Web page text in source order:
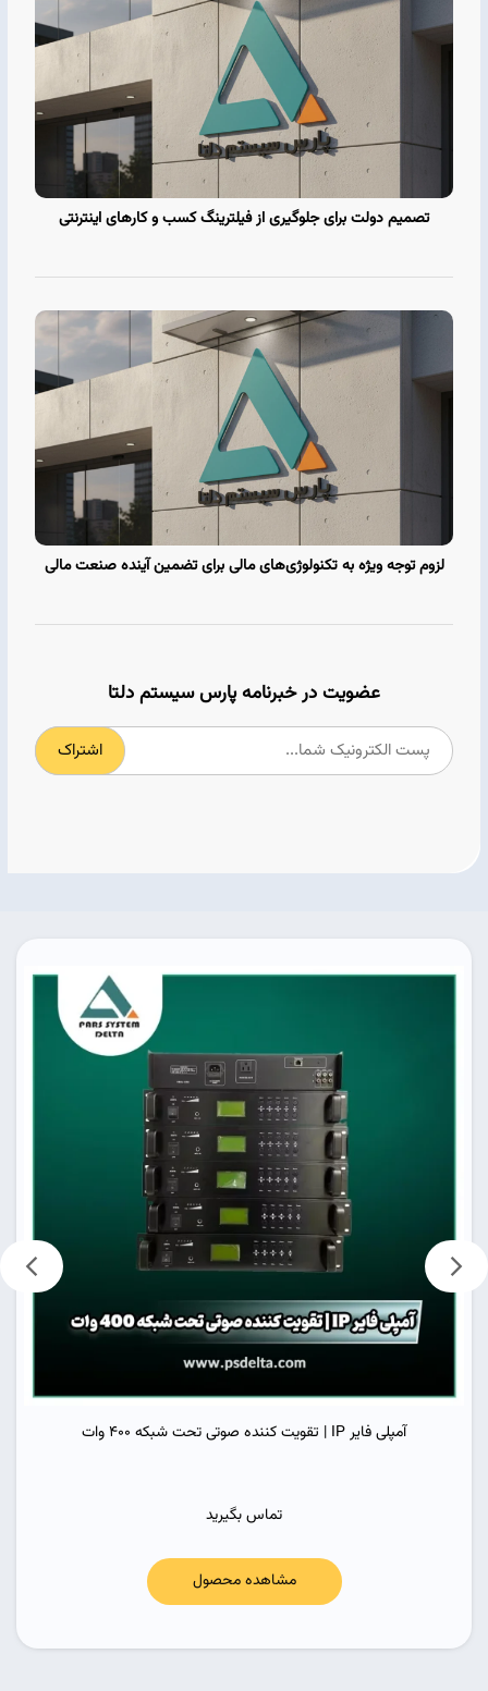
تصمیم دولت برای جلوگیری از فیلترینگ کسب و کارهای اینترنتی
لزوم توجه ویژه به تکنولوژی‌های مالی برای تضمین آینده صنعت مالی
عضویت در خبرنامه پارس سیستم دلتا
آمپلی فایر IP | تقویت کننده صوتی تحت شبکه 400 وات
تماس بگیرید
مشاهده محصول